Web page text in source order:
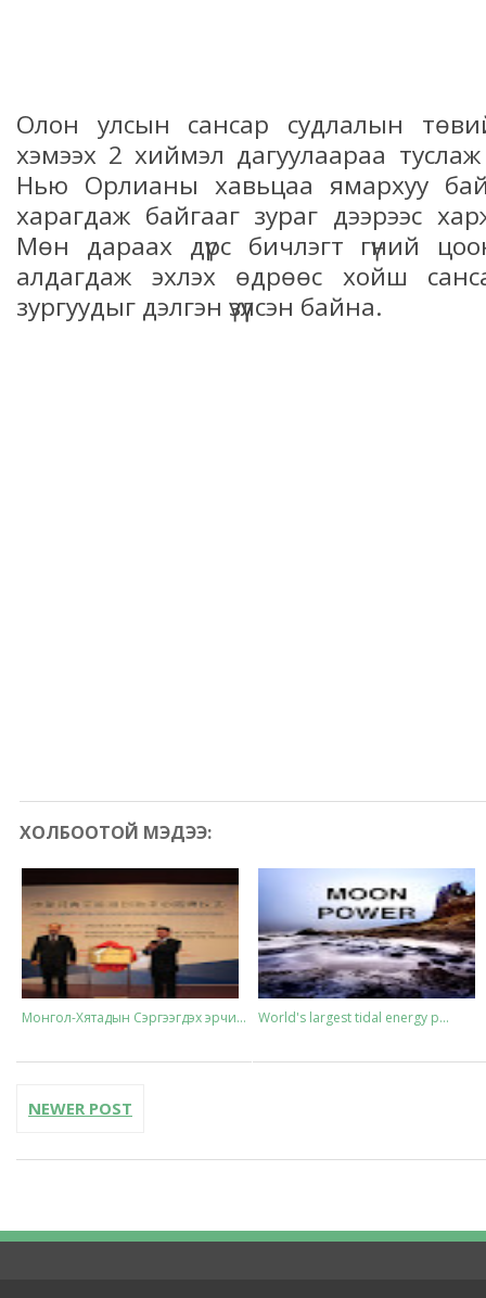
Олон улсын сансар судлалын
хэмээх 2 хиймэл дагуулаараа
Нью Орлианы хавьцаа ямархуу
харагдаж байгааг зураг дээрээс
Мөн дараах дүрс бичлэгт гүний
алдагдаж эхлэх өдрөөс хойш
зургуудыг дэлгэн үзүүлсэн байна.
ХОЛБООТОЙ МЭДЭЭ:
Монгол-Хятадын Сэргээгдэх эрчи... World's largest tidal energy p...
Нарны зайн хураагууртай Tommy ...
NEWER POST